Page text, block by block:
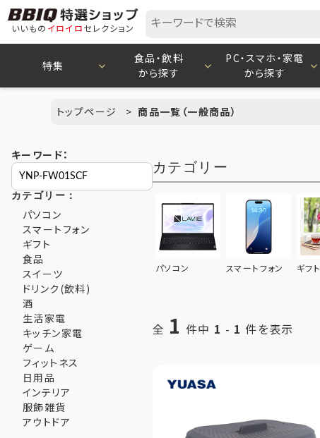
いいもの イロイロセレクション
特集
食品・飲料
から探す
PC・スマホ・家電
から探す
トップページ 商品一覧（一般商品）
キーワード：
カテゴリー：
パソコン
スマートフォン
ギフト
食品
スイーツ
ドリンク(飲料)
酒
生活家電
キッチン家電
ゲーム
フィットネス
日用品
インテリア
服飾雑貨
アウトドア
カテゴリー
パソコン スマートフォン ギフト
全 1 件中 1 - 1 件を表示